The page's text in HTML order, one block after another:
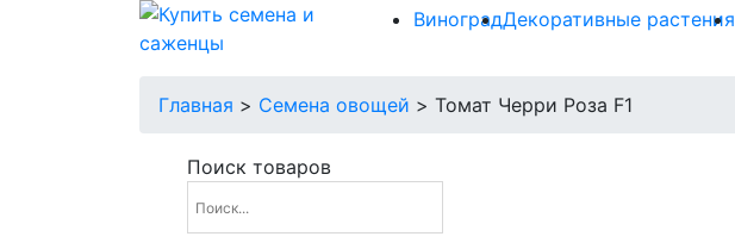
ВиноградДекоративные растения
Главная > Семена овощей > Томат Черри Роза F1
Поиск товаров